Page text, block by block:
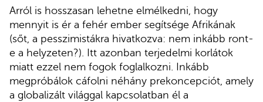
Arról is hosszasan lehetne elmélkedni, hogy
mennyit is ér a fehér ember segítsége Afrikának
(sőt, a pesszimistákra hivatkozva: nem inkább ront-
e a helyzeten?). Itt azonban terjedelmi korlátok
miatt ezzel nem fogok foglalkozni. Inkább
megpróbálok cáfolni néhány prekoncepciót, amely
a globalizált világgal kapcsolatban él a